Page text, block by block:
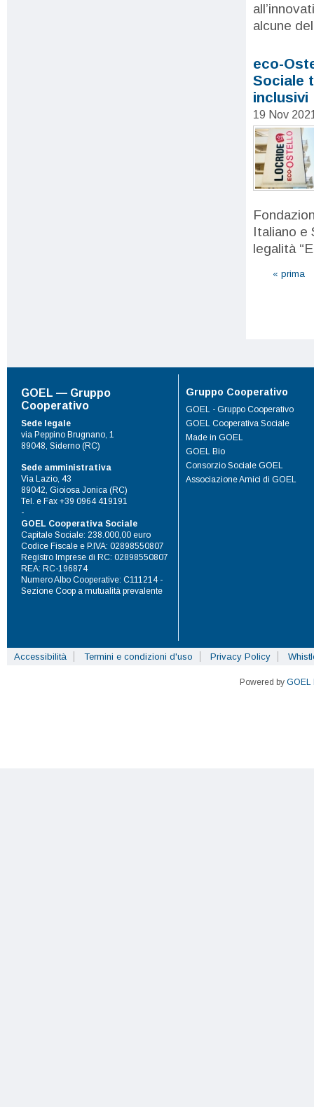
alcune
eco-
Sociale
inclusivi
19 Nov
Italiano e
legalità
« prima
GOEL — Gruppo
Cooperativo
Sede legale
via Peppino Brugnano, 1
89048, Siderno (RC)
Sede amministrativa
Via Lazio, 43
89042, Gioiosa Jonica (RC)
Tel. e Fax +39 0964 419191
-
GOEL Cooperativa Sociale
Capitale Sociale: 238.000,00 euro
Codice Fiscale e P.IVA: 02898550807
Registro Imprese di RC: 02898550807
REA: RC-196874
Numero Albo Cooperative: C111214 -
Sezione Coop a mutualità prevalente
Gruppo Cooperativo
GOEL - Gruppo Cooperativo
GOEL Cooperativa Sociale
Made in GOEL
GOEL Bio
Consorzio Sociale GOEL
Associazione Amici di GOEL
Accessibilità Termini e condizioni d'uso Privacy Policy
Powered by GOEL